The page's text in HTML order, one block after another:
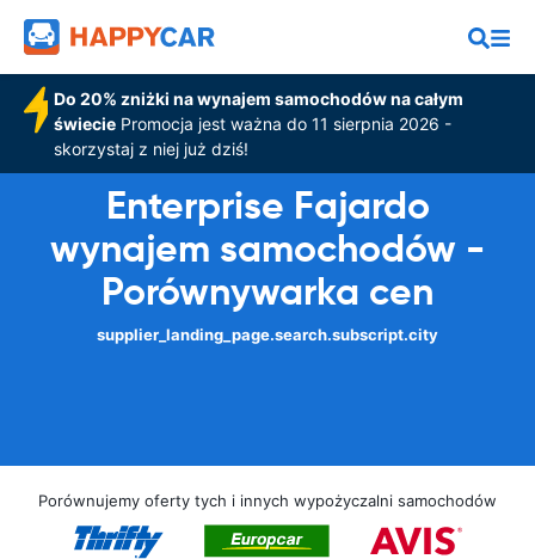
Do 20% zniżki na wynajem samochodów na całym
świeciePromocja jest ważna do 11 sierpnia 2026 -
skorzystaj z niej już dziś!
Enterprise Fajardo
wynajem samochodów -
Porównywarka cen
supplier_landing_page.search.subscript.city
Porównujemy oferty tych i innych wypożyczalni samochodów